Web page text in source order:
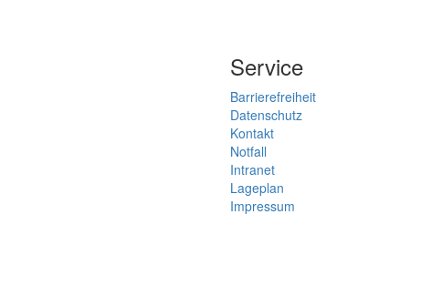
Service
Barrierefreiheit
Datenschutz
Kontakt
Notfall
Intranet
Lageplan
Impressum